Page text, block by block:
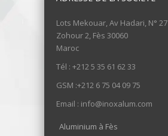
Lots Mekouar, Av Hadari, N° 27
Zohour 2, Fès 30060
Maroc
Tél : +212 5 35 61 62 33
GSM :+212 6 75 04 09 75
Email : info@inoxalum.com
Aluminium à Fès